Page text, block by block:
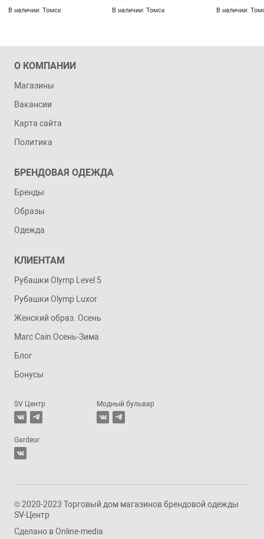
В наличии: Томск В наличии: Томск В наличии:
О КОМПАНИИ
Магазины
Вакансии
Карта сайта
Политика
БРЕНДОВАЯ ОДЕЖДА
Бренды
Образы
Одежда
КЛИЕНТАМ
Рубашки Olymp Level 5
Рубашки Olymp Luxor
Женский образ. Осень
Marc Cain Осень-Зима
Блог
Бонусы
SV Центр Модный бульвар
Gardeur
© 2020-2023 Торговый дом магазинов брендовой одежды
SV-Центр
Сделано вOnline-media